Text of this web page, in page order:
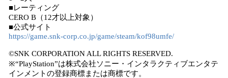
■レーティング
CERO B（12才以上対象）
■公式サイト
https://game.snk-corp.co.jp/game/steam/kof98umfe/
©SNK CORPORATION ALL RIGHTS RESERVED.
※“PlayStation”は株式会社ソニー・インタラクティブエンタテ
インメントの登録商標または商標です。